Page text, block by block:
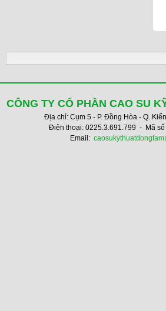
CÔNG TY CỔ PHẦN CAO SU
Địa chỉ: Cụm 5 - P. Đồng Hòa - Q.
Điện thoại: 0225.3.691.799 - Mã
Email: